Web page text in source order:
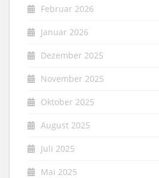
Februar 2026
Januar 2026
Dezember 2025
November 2025
Oktober 2025
August 2025
Juli 2025
Mai 2025